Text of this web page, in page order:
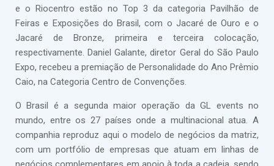
e o Riocentro estão no Top 3 da categoria Pavilhão de
Feiras e Exposições do Brasil, com o Jacaré de Ouro e o
Jacaré de Bronze, primeira e terceira colocação,
respectivamente. Daniel Galante, diretor Geral do São Paulo
Expo, recebeu a premiação de Personalidade do Ano Prêmio
Caio, na Categoria Centro de Convenções.
O Brasil é a segunda maior operação da GL events no
mundo, entre os 27 países onde a multinacional atua. A
companhia reproduz aqui o modelo de negócios da matriz,
com um portfólio de empresas que atuam em linhas de